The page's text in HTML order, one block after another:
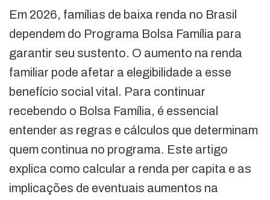
Em 2026, famílias de baixa renda no Brasil
dependem do Programa Bolsa Família para
garantir seu sustento. O aumento na renda
familiar pode afetar a elegibilidade a esse
benefício social vital. Para continuar
recebendo o Bolsa Família, é essencial
entender as regras e cálculos que determinam
quem continua no programa. Este artigo
explica como calcular a renda per capita e as
implicações de eventuais aumentos na